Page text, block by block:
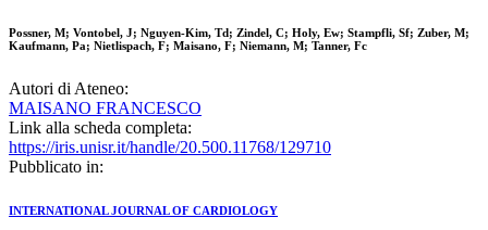
Possner, M; Vontobel, J; Nguyen-Kim, Td; Zindel, C; Holy, Ew; Stampfli, Sf; Zuber, M;
Kaufmann, Pa; Nietlispach, F; Maisano, F; Niemann, M; Tanner, Fc
Autori di Ateneo:
MAISANO FRANCESCO
Link alla scheda completa:
https://iris.unisr.it/handle/20.500.11768/129710
Pubblicato in:
INTERNATIONAL JOURNAL OF CARDIOLOGY